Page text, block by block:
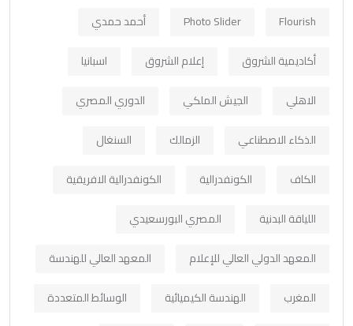
Flourish
Photo Slider
أحمد حمدي
أكاديمية الشروق
إعلام الشروق
اسبانيا
الاهلي
الجيش الملكي
الدوري المصري
الذكاء الاصطناعي
الزمالك
السنغال
الكاف
الكونفدرالية
الكونفدرالية الافريقية
اللياقة البدنية
المصري البورسعيدي
المعهد الدولي العالي للإعلام
المعهد العالي للهندسة
المغرب
الهندسة الكيميائية
الوسائط المتعددة